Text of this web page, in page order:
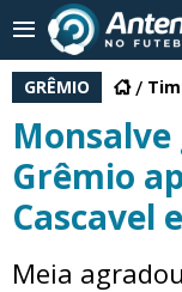
GRÊMIO
Grêmio
Cascavel
Meia